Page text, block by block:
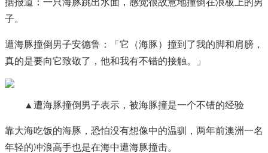
据报道：一只海豚跳出水面，感觉很故意地撞倒在浪板上的男
子。
遭海豚撞倒男子安德鲁：「它（海豚）撞到了我的脚和肩膀，
真的是要向它致敬了，他和我有不错的接触。」
▲遭海豚撞倒男子表示，被海豚撞是一个不错的经验
靠大海吃饭的海豚，恐怕没有想像中的温驯，两年前澳洲一名
年轻的冲浪高手也是在海中遭海豚撞击。